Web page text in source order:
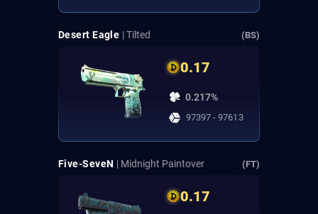
Desert Eagle | Tilted (BS)
0.17
0.217%
97397 - 97613
Five-SeveN | Midnight Paintover (FT)
0.17